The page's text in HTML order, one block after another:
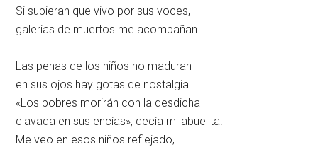
Si supieran que vivo por sus voces,
galerías de muertos me acompañan.
Las penas de los niños no maduran
en sus ojos hay gotas de nostalgia.
«Los pobres morirán con la desdicha
clavada en sus encías», decía mi abuelita.
Me veo en esos niños reflejado,